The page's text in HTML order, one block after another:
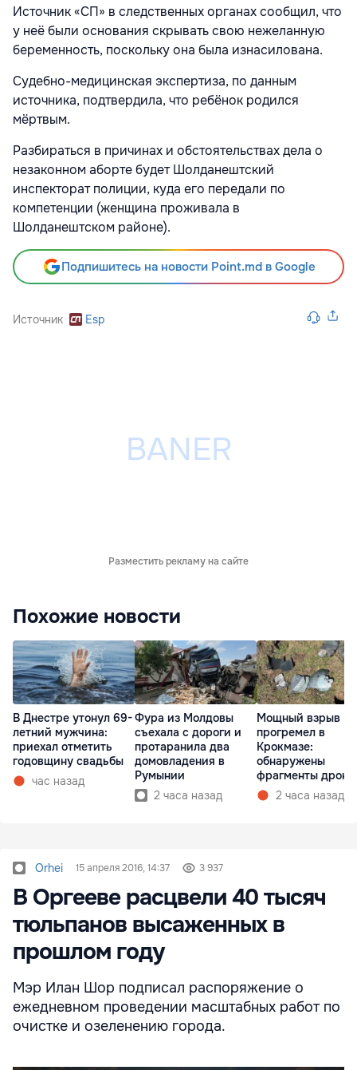
Источник «СП» в следственных органах сообщил, что
у неё были основания скрывать свою нежеланную
беременность, поскольку она была изнасилована.
Судебно-медицинская экспертиза, по данным
источника, подтвердила, что ребёнок родился
мёртвым.
Разбираться в причинах и обстоятельствах дела о
незаконном аборте будет Шолданештский
инспекторат полиции, куда его передали по
компетенции (женщина проживала в
Шолданештском районе).
Подпишитесь на новости Point.md в Google
Источник Esp
Разместить рекламу на сайте
Похожие новости
В Днестре утонул 69-
летний мужчина:
приехал отметить
годовщину свадьбы
час назад
Фура из Молдовы
съехала с дороги и
протаранила два
домовладения в
Румынии
2 часа назад
Мощный взрыв
прогремел в
Крокмазе:
обнаружены
фрагменты дрона
2 часа назад
Orhei 15 апреля 2016, 14:37 3 937
В Оргееве расцвели 40 тысяч
тюльпанов высаженных в
прошлом году
Мэр Илан Шор подписал распоряжение о
ежедневном проведении масштабных работ по
очистке и озеленению города.